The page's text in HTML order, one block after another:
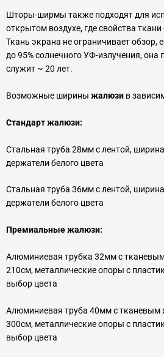
Шторы-ширмы также подходят для
открытом воздухе, где свойства
Ткань экрана не ограничивает обзор,
до 95% солнечного УФ-излучения, она
служит ~ 20 лет.
Возможные ширины жалюзи в
Стандарт жалюзи:
Стальная труба 28мм с лентой,
держатели белого цвета
Стальная труба 36мм с лентой,
держатели белого цвета
Премиальные жалюзи:
Алюминиевая трубка 32мм с
210см, металлические опоры с
выбор цвета
Алюминиевая труба 40мм с тканевым
300см, металлические опоры с
выбор цвета